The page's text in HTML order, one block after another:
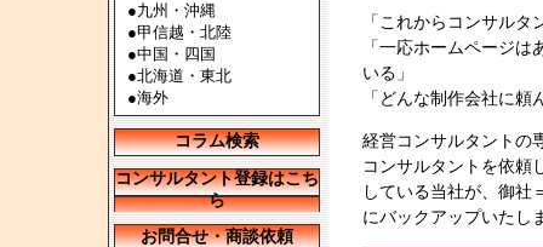
●九州・沖縄
●甲信越・北陸
●中国・四国
●北海道・東北
●海外
コラム検索
コンサルタント登録はこち
ら
お問合せ・商談依頼
「これからコンサル
「一応ホームページ
いる」
「どんな制作会社に
経営コンサルタントの
コンサルタントを依頼
している当社が、御社
にバックアップいたし